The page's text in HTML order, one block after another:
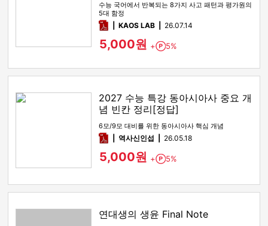
수능 국어에서 반복되는 8가지 사고 패턴과 평가원의
5대 함정
pdfKAOS LAB 26.07.14
5,000원 + Point
5%
2027 수능 특강 동아시아사 중요 개
념 빈칸 정리[정답]
6모/9모 대비를 위한 동아시아사 핵심 개념
pdf역사신인섭 26.05.18
5,000원 + Point
5%
연대생의 생윤 Final Note